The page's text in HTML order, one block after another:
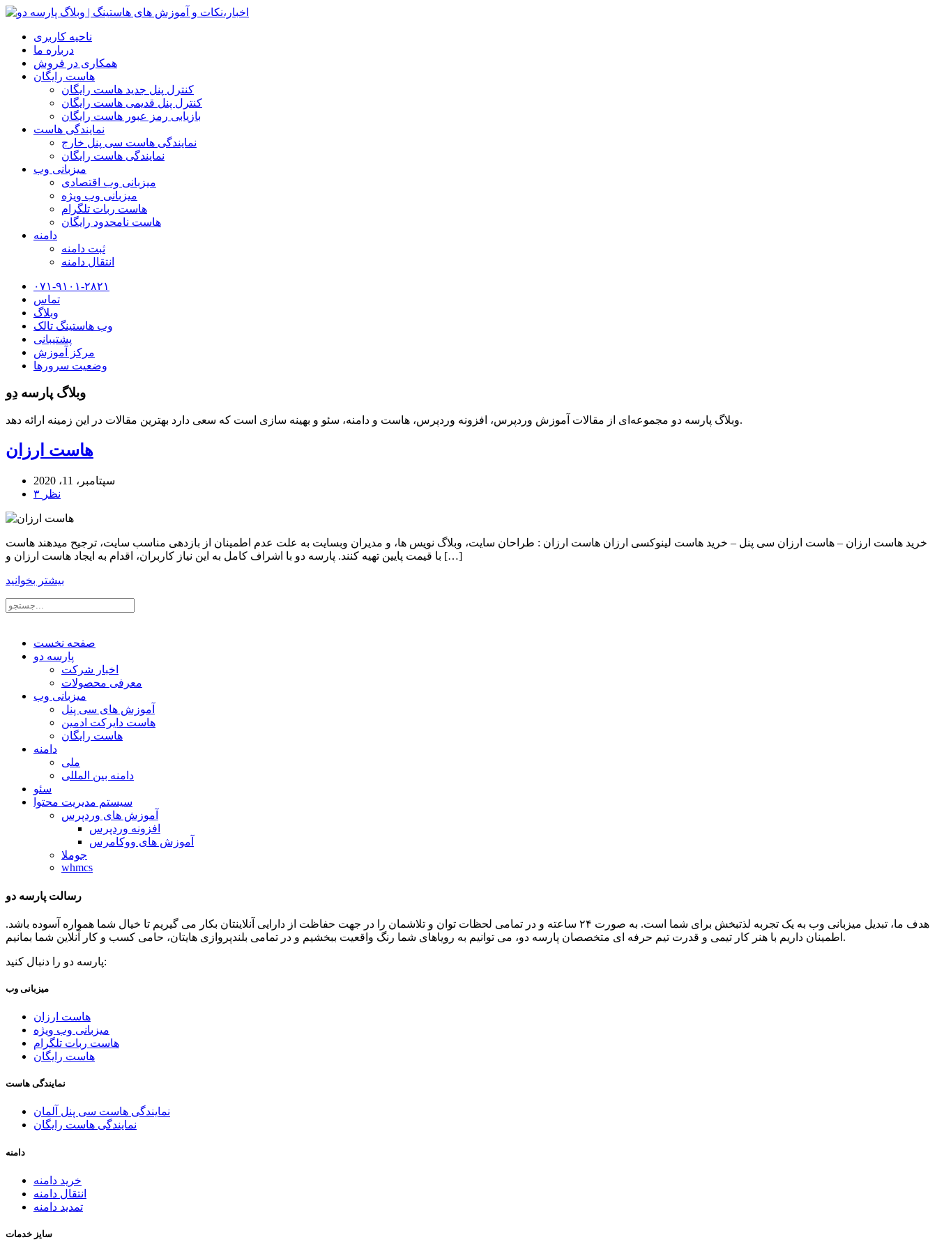
ناحیه کاربری
درباره ما
همکاری در فروش
هاست رایگان
کنترل پنل جدید هاست رایگان
کنترل پنل قدیمی هاست رایگان
بازیابی رمز عبور هاست رایگان
نمایندگی هاست
نمایندگی هاست سی پنل خارج
نمایندگی هاست رایگان
میزبانی وب
میزبانی وب اقتصادی
میزبانی وب ویژه
هاست ربات تلگرام
هاست نامحدود رایگان
دامنه
ثبت دامنه
انتقال دامنه
۰۷۱-۹۱۰۱-۲۸۲۱
تماس
وبلاگ
وب هاستینگ تالک
پشتیبانی
مرکز آموزش
وضعیت سرورها
وبلاگ پارسه دِو
وبلاگ پارسه دو مجموعه‌ای از مقالات آموزش وردپرس، افزونه وردپرس، هاست و دامنه، سئو و بهینه سازی است که سعی دارد بهترین مقالات در این زمینه ارائه دهد.
هاست ارزان
سپتامبر، 11، 2020
۳ نظر
خرید هاست ارزان – هاست ارزان سی پنل – خرید هاست لینوکسی ارزان هاست ارزان : طراحان سایت، وبلاگ نویس ها، و مدیران وبسایت به علت عدم اطمینان از بازدهی مناسب سایت، ترجیح میدهند هاست
با قیمت پایین تهیه کنند. پارسه دو با اشراف کامل به این نیاز کاربران، اقدام به ایجاد هاست ارزان و […]
بیشتر بخوانید
صفحه نخست
پارسه دو
اخبار شرکت
معرفی محصولات
میزبانی وب
آموزش های سی پنل
هاست دایرکت ادمین
هاست رایگان
دامنه
ملی
دامنه بین المللی
سئو
سیستم مدیریت محتوا
آموزش های وردپرس
افزونه وردپرس
آموزش های ووکامرس
جوملا
whmcs
رسالت پارسه دو
هدف ما، تبدیل میزبانی وب به یک تجربه لذتبخش برای شما است. به صورت ۲۴ ساعته و در تمامی لحظات توان و تلاشمان را در جهت حفاظت از دارایی آنلاینتان بکار می گیریم تا خیال شما همواره آسوده باشد.
اطمینان داریم با هنر کار تیمی و قدرت تیم حرفه ای متخصصان پارسه دو، می توانیم به رویاهای شما رنگ واقعیت ببخشیم و در تمامی بلندپروازی هایتان، حامی کسب و کار آنلاین شما بمانیم.
پارسه دو را دنبال کنید:
میزبانی وب
هاست ارزان
میزبانی وب ویژه
هاست ربات تلگرام
هاست رایگان
نمایندگی هاست
نمایندگی هاست سی پنل آلمان
نمایندگی هاست رایگان
دامنه
خرید دامنه
انتقال دامنه
تمدید دامنه
سایز خدمات